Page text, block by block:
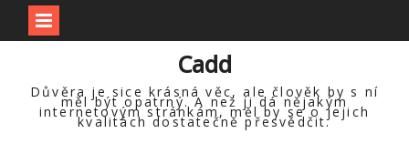
content
Cadd
Důvěra je sice krásná věc, ale člověk by s ní
měl být opatrný. A než ji dá nějakým
internetovým stránkám, měl by se o jejich
kvalitách dostatečně přesvědčit.